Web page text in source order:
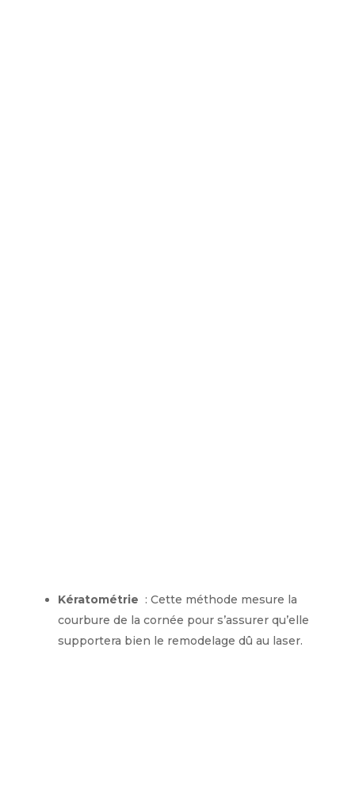
Kératométrie : Cette méthode mesure la
courbure de la cornée pour s’assurer qu’elle
supportera bien le remodelage dû au laser.